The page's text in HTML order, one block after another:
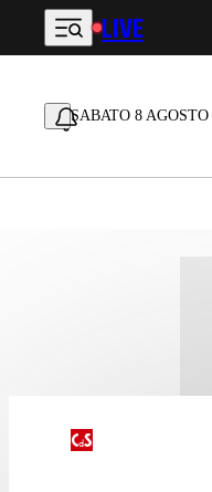
Vai al contenuto principale
LIVE
SABATO 8 AGOSTO